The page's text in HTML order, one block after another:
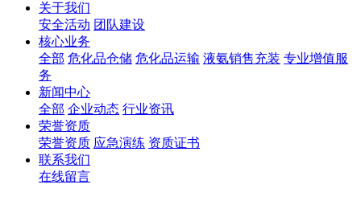
关于我们
安全活动 团队建设
核心业务
全部 危化品仓储 危化品运输 液氨销售充装 专业增值服
务
新闻中心
全部 企业动态 行业资讯
荣誉资质
荣誉资质 应急演练 资质证书
联系我们
在线留言